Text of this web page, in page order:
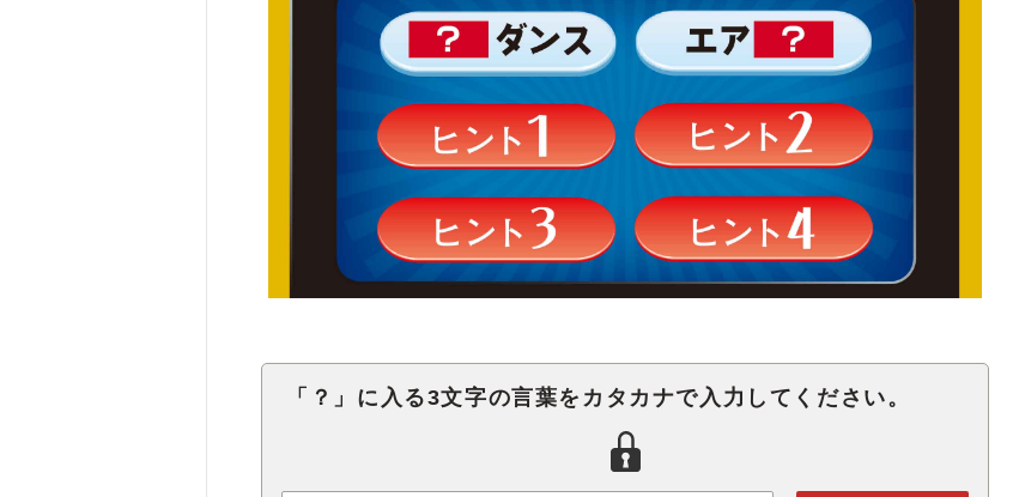
「？」に入る3文字の言葉をカタカナで入力してください。